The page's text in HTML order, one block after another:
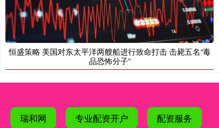
恒盛策略 美国对东太平洋两艘船进行致命打击 击毙五名“毒
品恐怖分子”
瑞和网 专业配资开户 配资服务